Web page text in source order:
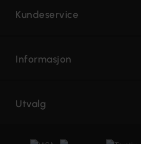
Kundeservice
Informasjon
Utvalg